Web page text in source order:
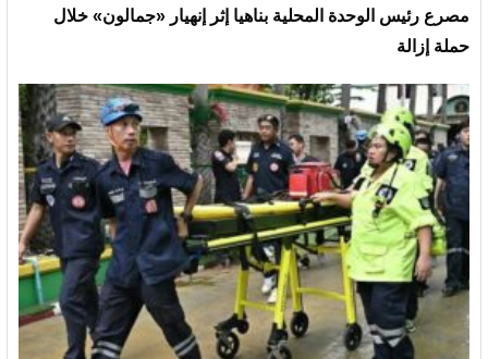
مصرع رئيس الوحدة المحلية بناهيا إثر إنهيار «جمالون» خلال
حملة إزالة